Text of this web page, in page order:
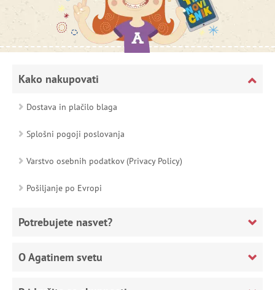
Kako nakupovati
Dostava in plačilo blaga
Splošni pogoji poslovanja
Varstvo osebnih podatkov (Privacy Policy)
Pošiljanje po Evropi
Potrebujete nasvet?
O Agatinem svetu